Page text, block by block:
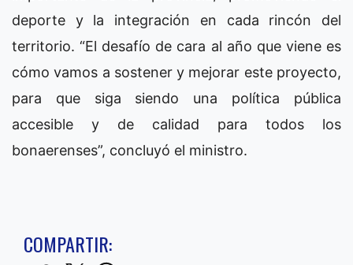
deporte y la integración en cada rincón del
territorio. “El desafío de cara al año que viene es
cómo vamos a sostener y mejorar este proyecto,
para que siga siendo una política pública
accesible y de calidad para todos los
bonaerenses”, concluyó el ministro.
COMPARTIR: